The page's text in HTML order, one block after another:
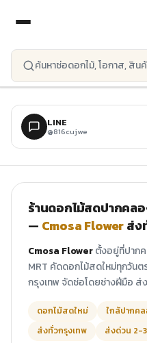
LINE
@816cujwe
ร้านดอกไม้สดปากคล
— Cmosa Flowerส่ง
Cmosa Flowerตั้งอยู่ที่ปาก
MRT คัดดอกไม้สดใหม่ทุกวัน
กรุงเทพ จัดช่อโดยช่างฝีมือ
ดอกไม้สดใหม่ ใกล้ปากค
ส่งทั่วกรุงเทพ
ส่งด่วน 2-